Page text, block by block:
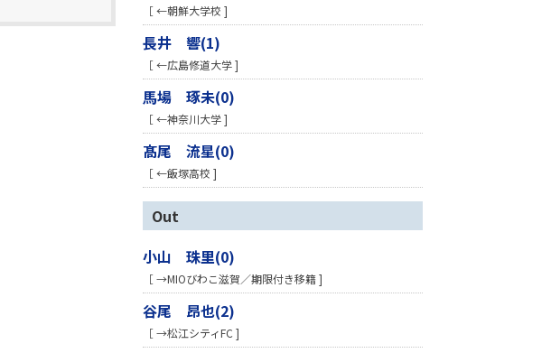
［ ←朝鮮大学校 ]
長井 響(1)
［ ←広島修道大学 ]
馬場 琢未(0)
［ ←神奈川大学 ]
髙尾 流星(0)
［ ←飯塚高校 ]
Out
小山 珠里(0)
［ →MIOびわこ滋賀／期限付き移籍 ]
谷尾 昂也(2)
［ →松江シティFC ]